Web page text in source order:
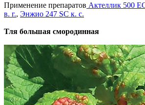
Применение препаратов Актеллик 500
в. г., Энжио 247 SC к. с.
Тля большая смородинная